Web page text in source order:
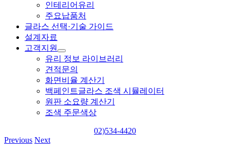
인테리어유리
주요납품처
글라스 선택·기술 가이드
설계자료
고객지원
유리 정보 라이브러리
견적문의
화면비율 계산기
백페인트글라스 조색 시뮬레이터
원판 소요량 계산기
조색 주문색상
02)534-4420
Previous Next